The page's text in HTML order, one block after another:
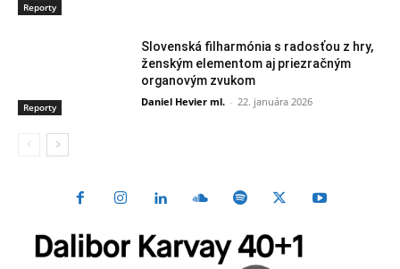
Reporty
Reporty
Slovenská filharmónia s radosťou z hry,
ženským elementom aj priezračným
organovým zvukom
Daniel Hevier ml. - 22. januára 2026